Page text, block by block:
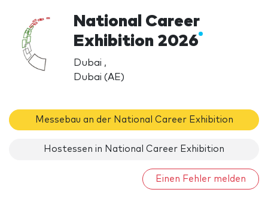
National Career
Exhibition 2026
Dubai ,
Dubai (AE)
Messebau an der National Career Exhibition
Hostessen in National Career Exhibition
Einen Fehler melden